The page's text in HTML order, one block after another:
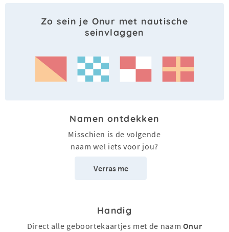
Zo sein je Onur met nautische
seinvlaggen
Namen ontdekken
Misschien is de volgende
naam wel iets voor jou?
Verras me
Handig
Direct alle geboortekaartjes met de naam Onur